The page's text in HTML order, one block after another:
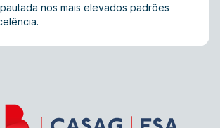
nos mais elevados padrões